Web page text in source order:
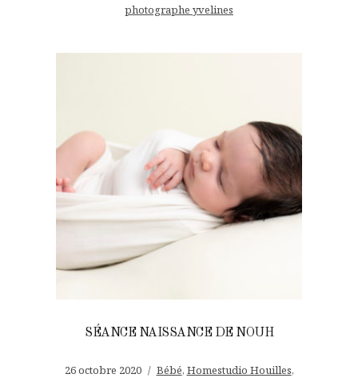
photographe yvelines
SÉANCE NAISSANCE DE NOUH
26 octobre 2020 Bébé, Homestudio Houilles,